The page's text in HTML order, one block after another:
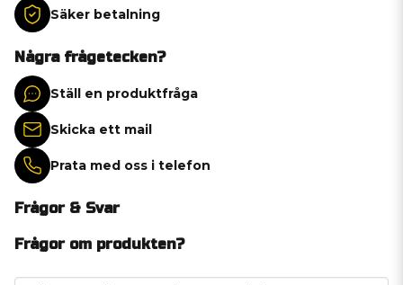
Säker betalning
Några frågetecken?
Ställ en produktfråga
Skicka ett mail
Prata med oss i telefon
Frågor & Svar
Frågor om produkten?